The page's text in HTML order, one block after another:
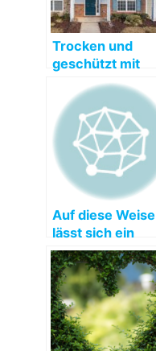
Trocken und
geschützt mit
einem Haus
Vordach
Auf diese Weise
lässt sich ein
gutes Landhaus
auf Teneriffa
finden